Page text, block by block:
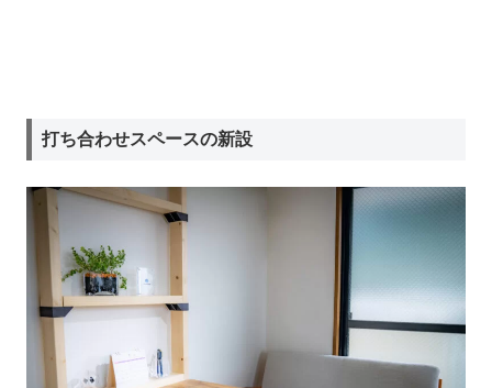
打ち合わせスペースの新設